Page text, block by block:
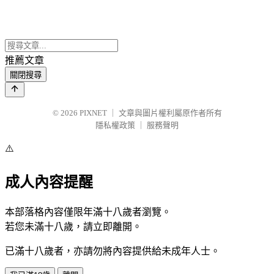
推薦文章
關閉搜尋
© 2026 PIXNET
文章與圖片權利屬原作者所有
隱私權政策
服務聲明
⚠️
成人內容提醒
本部落格內容僅限年滿十八歲者瀏覽。
若您未滿十八歲，請立即離開。
已滿十八歲者，亦請勿將內容提供給未成年人士。